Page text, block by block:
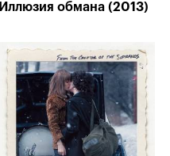
Иллюзия обмана (2013)